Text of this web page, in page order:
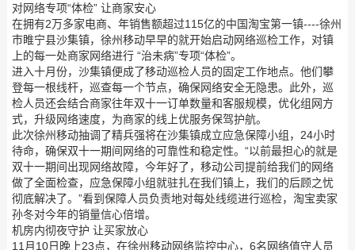
对网络专项“体检” 让商家安心
在拥有2万多家电商、年销售额超过115亿的中国淘宝第一镇----徐州
市睢宁县沙集镇，徐州移动早早的就开始启动网络巡检工作，对镇
上的每一处商家网络进行 “治未病”专项“体检”。
进入十月份，沙集镇便成了移动巡检人员的固定工作地点。他们攀
登每一根线杆，巡查每一个节点，确保网络安全无隐患。此外，巡
检人员还会结合商家往年双十一订单数量和客服规模，优化组网方
式，升级网络速度，为商家的线上优服务保驾护航。
此次徐州移动抽调了精兵强将在沙集镇成立应急保障小组，24小时
待命，确保双十一期间网络的可靠性和稳定性。“以前最担心的就是
双十一期间出现网络故障，今年好了，移动公司提前给我们的网络
做了全面检查，应急保障小组就驻扎在我们镇上，我们的后顾之忧
彻底解决了。”看到保障人员负责地对每处线缆进行巡检，淘宝卖家
孙冬对今年的销量信心倍增。
机房内彻夜守护 让买家放心
11月10日晚上23点，在徐州移动网络监控中心，6名网络值守人员